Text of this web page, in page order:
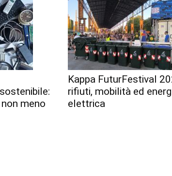
non meno
Kappa FuturFestival
rifiuti, mobilità ed
elettrica